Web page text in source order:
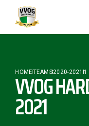
HOMETEAMS2020-2021 1
VVOG
2021